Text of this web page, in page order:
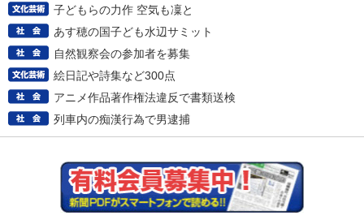
子どもらの力作 空気も凜と
あす穂の国子ども水辺サミット
自然観察会の参加者を募集
絵日記や詩集など300点
アニメ作品著作権法違反で書類送検
列車内の痴漢行為で男逮捕